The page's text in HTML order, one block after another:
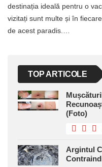
destinația ideală pentru o
vizitați sunt multe și în
de acest paradis.…
TOP ARTICOLE
(foto)
Argintul